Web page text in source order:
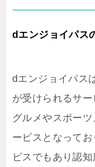
dエンジョイパス
dエンジョイパス
が受けられるサー
グルメやスポー
ービスとなって
ビスでもあり認知